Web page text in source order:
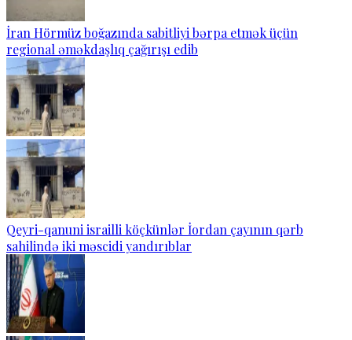
İran Hörmüz boğazında sabitliyi bərpa etmək üçün
regional əməkdaşlıq çağırışı edib
Qeyri-qanuni israilli köçkünlər İordan çayının qərb
sahilində iki məscidi yandırıblar